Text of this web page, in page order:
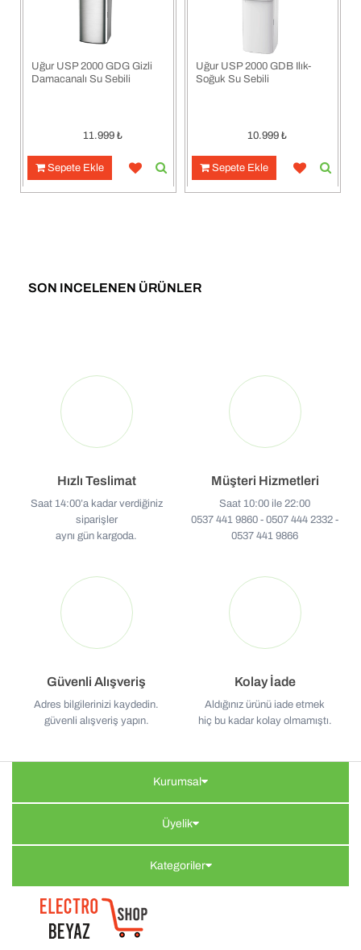
Uğur USP 2000 GDG Gizli
Damacanalı Su Sebili
11.999₺
Sepete Ekle
Uğur USP 2000 GDB Ilık-
Soğuk Su Sebili
10.999₺
Sepete Ekle
SON INCELENEN ÜRÜNLER
Hızlı Teslimat
Saat 14:00’a kadar verdiğiniz
siparişler
aynı gün kargoda.
Müşteri Hizmetleri
Saat 10:00 ile 22:00
0537 441 9860 - 0507 444 2332 -
0537 441 9866
Güvenli Alışveriş
Adres bilgilerinizi kaydedin.
güvenli alışveriş yapın.
Kolay İade
Aldığınız ürünü iade etmek
hiç bu kadar kolay olmamıştı.
Kurumsal
Üyelik
Kategoriler